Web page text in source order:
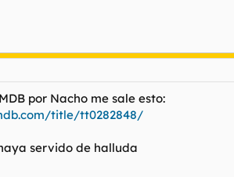
por Nacho me sale esto:
title/tt0282848/
servido de halluda